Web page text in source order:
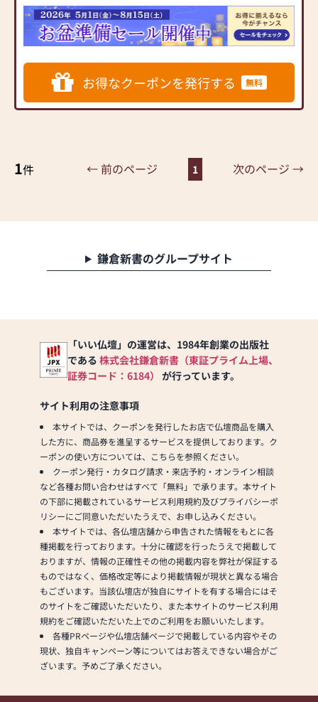
スタッフ一同努力してまい
す
お得なクーポンを発行する 無料
1件 ← 前のページ 1 次のページ →
鎌倉新書のグループサイト
「いい仏壇」の運営は、1984年創業の出版社
である 株式会社鎌倉新書（東証プライム上場、
証券コード：6184） が行っています。
サイト利用の注意事項
本サイトでは、クーポンを発行したお店で仏壇商品を購入
した方に、商品券を進呈するサービスを提供しております。ク
ーポンの使い方については、こちらを参照ください。
クーポン発行・カタログ請求・来店予約・オンライン相談
など各種お問い合わせはすべて「無料」で承ります。本サイト
の下部に掲載されているサービス利用規約及びプライバシーポ
リシーにご同意いただいたうえで、お申し込みください。
本サイトでは、各仏壇店舗から申告された情報をもとに各
種掲載を行っております。十分に確認を行ったうえで掲載して
おりますが、情報の正確性その他の掲載内容を弊社が保証する
ものではなく、価格改定等により掲載情報が現状と異なる場合
もございます。当該仏壇店が独自にサイトを有する場合にはそ
のサイトをご確認いただいたり、また本サイトのサービス利用
規約をご確認いただいた上でのご利用をお願いいたします。
各種PRページや仏壇店舗ページで掲載している内容やその
現状、独自キャンペーン等についてはお答えできない場合がご
ざいます。予めご了承ください。